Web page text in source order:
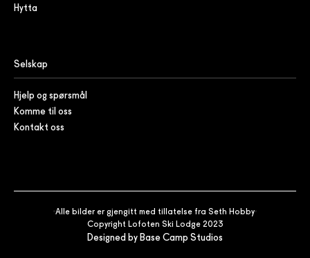
Hytta
Selskap
Hjelp og spørsmål
Komme til oss
Kontakt oss
Designed by Base Camp Studios
Alle bilder er gjengitt med tillatelse fra Seth Hobby
Copyright Lofoten Ski Lodge 2023